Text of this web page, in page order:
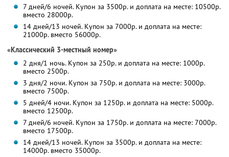
7 дней/6 ночей. Купон за 3500р. и доплата на месте: 10500р.
вместо 28000р.
14 дней/13 ночей. Купон за 7000р. и доплата на месте:
21000р. вместо 56000р.
«Классический 3-местный номер»
2 дня/1 ночь. Купон за 250р. и доплата на месте: 1000р.
вместо 2500р.
3 дня/2 ночи. Купон за 750р. и доплата на месте: 3000р.
вместо 7500р.
5 дней/4 ночи. Купон за 1250р. и доплата на месте: 5000р.
вместо 12500р.
7 дней/6 ночей. Купон за 1750р. и доплата на месте: 7000р.
вместо 17500р.
14 дней/13 ночей. Купон за 3500р. и доплата на месте:
14000р. вместо 35000р.